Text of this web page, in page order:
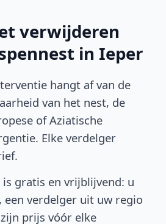
verwijderen
in Ieper
hangt af van de
van het nest, de
of Aziatische
Elke verdelger
is gratis en vrijblijvend: u
verdelger uit uw regio
prijs vóór elke